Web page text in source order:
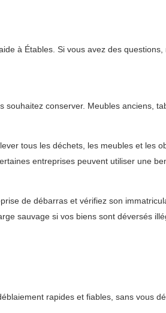
à Étables. Si vous avez des
conserver. Meubles anciens,
tous les déchets, les meubles et les
entreprises peuvent utiliser une
de débarras et vérifiez son
sauvage si vos biens sont déversés
rapides et fiables, sans vous